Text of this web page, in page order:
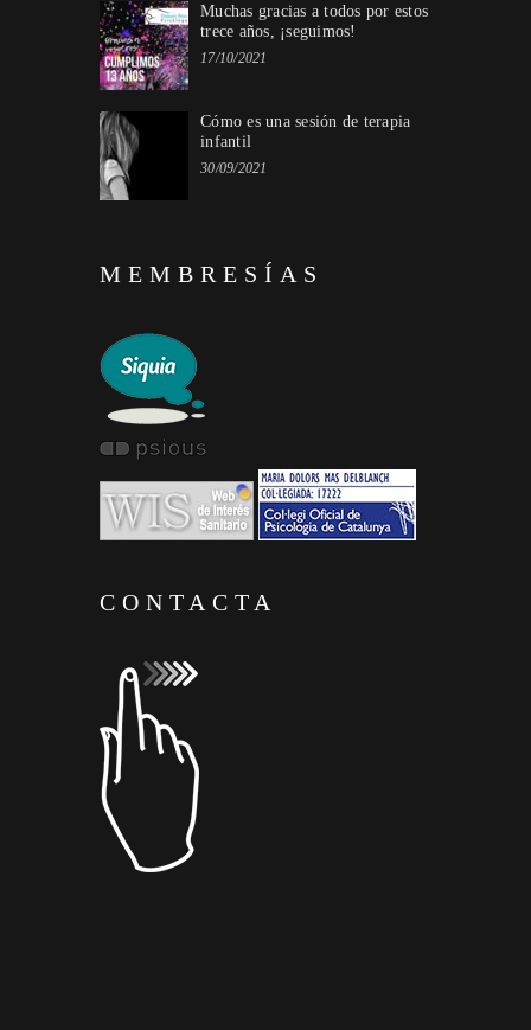
Muchas gracias a todos por estos
trece años, ¡seguimos!
17/10/2021
Cómo es una sesión de terapia
infantil
30/09/2021
MEMBRESÍAS
CONTACTA